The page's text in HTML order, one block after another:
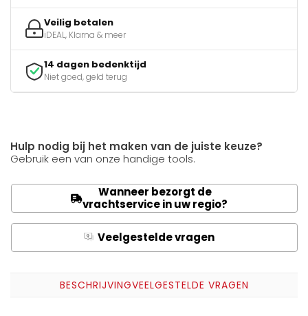
Veilig betalen
iDEAL, Klarna & meer
14 dagen bedenktijd
Niet goed, geld terug
Hulp nodig bij het maken van de juiste keuze?
Gebruik een van onze handige tools.
Wanneer bezorgt de
vrachtservice in uw regio?
Q Veelgestelde vragen
BESCHRIJVINGVEELGESTELDE VRAGEN